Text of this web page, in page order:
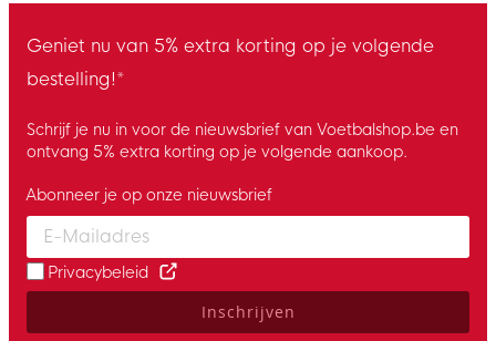
Geniet nu van 5% extra korting op je volgende
bestelling!*
Schrijf je nu in voor de nieuwsbrief van Voetbalshop.be en
ontvang 5% extra korting op je volgende aankoop.
Enter your email and accept the privacy policy to subscribe to
Abonneer je op onze nieuwsbrief
Privacybeleid
Inschrijven